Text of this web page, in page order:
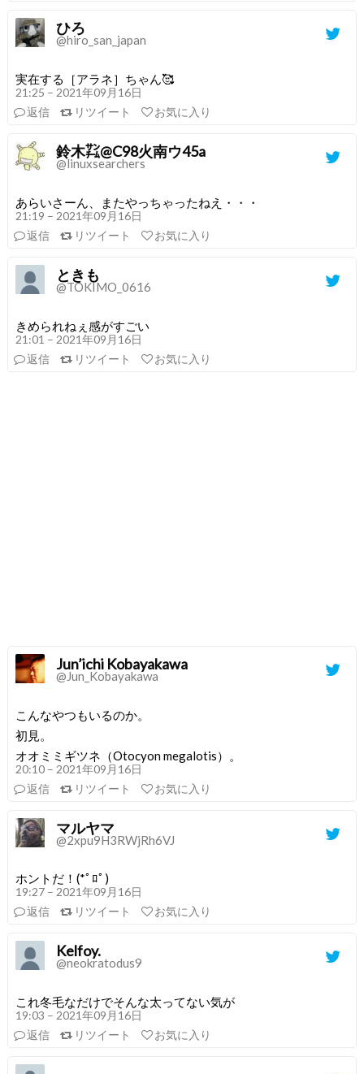
ひろ
@hiro_san_japan
実在する［アラネ］ちゃん🥰
21:25 – 2021年09月16日
返信
リツイート お気に入り
鈴木㌠@C98火南ウ45a
@linuxsearchers
あらいさーん、またやっちゃったねえ・・・
21:19 – 2021年09月16日
返信
リツイート お気に入り
ときも
@TOKIMO_0616
きめられねぇ感がすごい
21:01 – 2021年09月16日
返信
リツイート お気に入り
Jun’ichi Kobayakawa
@Jun_Kobayakawa
こんなやつもいるのか。
初見。
オオミミギツネ（Otocyon megalotis）。
20:10 – 2021年09月16日
返信
リツイート お気に入り
マルヤマ
@2xpu9H3RWjRh6VJ
ホントだ！(*ﾟﾛﾟ)
19:27 – 2021年09月16日
返信
リツイート お気に入り
Kelfoy.
@neokratodus9
これ冬毛なだけでそんな太ってない気が
19:03 – 2021年09月16日
返信
リツイート お気に入り